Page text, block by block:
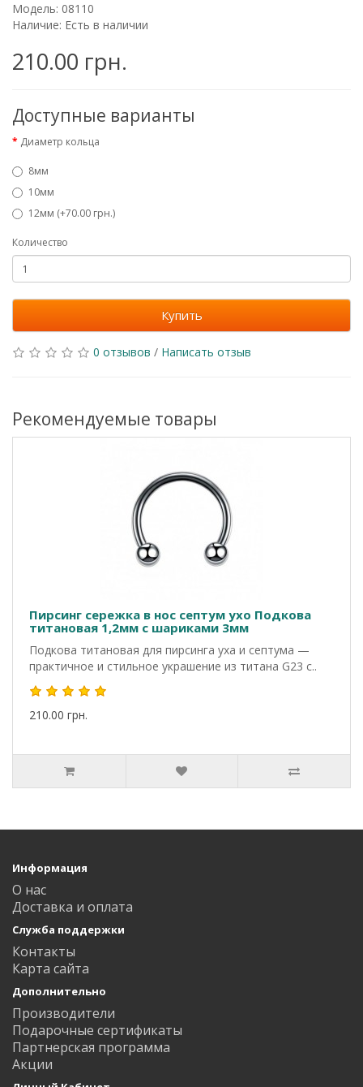
Модель: 08110
Наличие: Есть в наличии
210.00 грн.
Доступные варианты
Диаметр кольца
8мм
10мм
12мм (+70.00 грн.)
Количество
Купить
0 отзывов / Написать отзыв
Рекомендуемые товары
Пирсинг сережка в нос септум ухо Подкова
титановая 1,2мм с шариками 3мм
Подкова титановая для пирсинга уха и септума —
практичное и стильное украшение из титана G23 с..
210.00 грн.
Информация
О нас
Доставка и оплата
Служба поддержки
Контакты
Карта сайта
Дополнительно
Производители
Подарочные сертификаты
Партнерская программа
Акции